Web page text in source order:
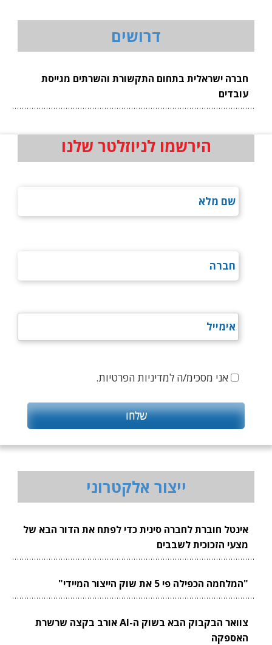
דרושים
חברה ישראלית בתחום התקשורת והשרתים מגייסת
עובדים
הירשמו לניוזלטר שלנו
אני מסכימ/ה למדיניות הפרטיות.
ייצור אלקטרוני
אינטל חוברת לחברה סינית כדי לפתח את הדור הבא של
מצעי הזכוכית לשבבים
"המלחמה הכפילה פי 5 את שוק הייצור המיידי"
צוואר הבקבוק הבא בשוק ה-AI אורב בקצה שרשרת
האספקה